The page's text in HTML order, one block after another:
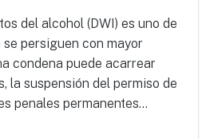
del alcohol (DWI) es uno de
persiguen con mayor
condena puede acarrear
la suspensión del permiso de
penales permanentes...